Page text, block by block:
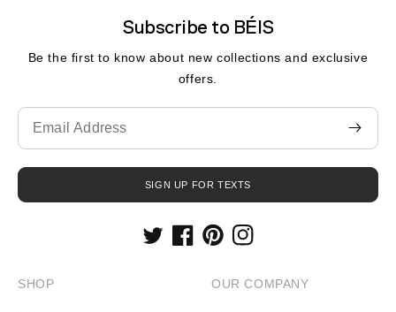
Subscribe to BÉIS
Be the first to know about new collections and exclusive
offers.
Translation
missing:
fr.contact.form.email
SIGN UP FOR TEXTS
TwitterFacebook
PinterestInstagram
SHOP OUR COMPANY